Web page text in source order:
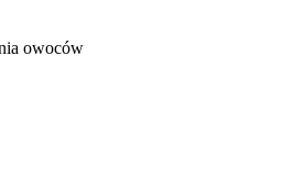
owoców